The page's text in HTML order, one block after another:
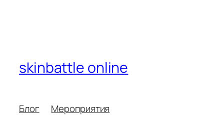
skinbattle online
Блог
Мероприятия